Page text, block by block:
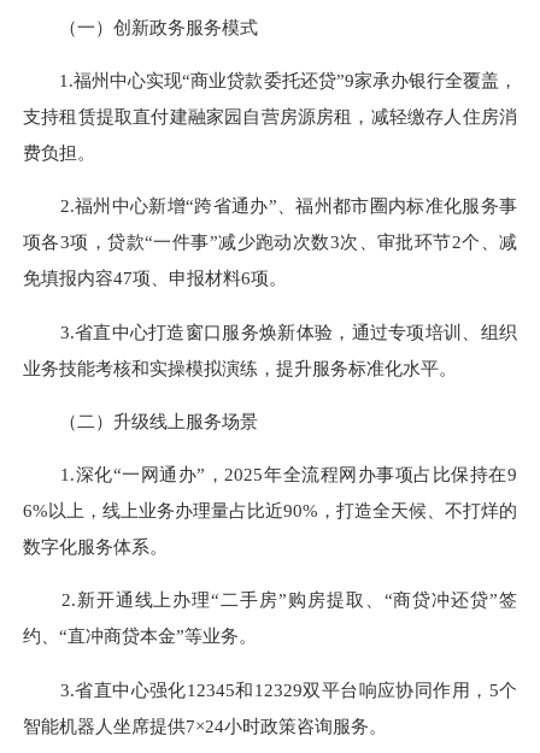
（一） 创新政务服务模式
1.福州中心实现“商业贷款委托还贷”9家承办银行全覆盖 ，
支持租赁提取直付建融家园自营房源房租 ，减轻缴存人住房消
费负担。
2.福州中心新增“跨省通办”、福州都市圈内标准化服务事
项各3项 ，贷款“一件事”减少跑动次数3次、审批环节2个、减
免填报内容47项、申报材料6项。
3.省直中心打造窗口服务焕新体验，通过专项培训
组织
业务技能考核和实操模拟演练 ， 提升服务标准化水平。
（二） 升级线上服务场景
1.深化“一网通办”，2025年全流程网办事项占比保持在9
6%以上，线上业务办理量占比近90% ， 打造全天候、不打烊的
数字化服务体系。
2.新开通线上办理“二手房”购房提取、“商贷冲还贷”签
约、“直冲商贷本金”等业务。
3.省直中心强化12345和12329双平台响应协同作用，5个
智能机器人坐席提供7×24小时政策咨询服务。